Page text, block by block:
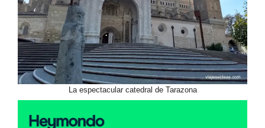
La espectacular catedral de Tarazona